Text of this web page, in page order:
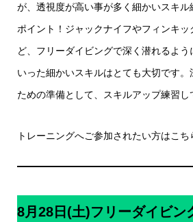
が、透視度が高い事が多く細かいスキ
ポイント！ジャックナイフやフィンキッ
ど、フリーダイビングで深く潜れるよう
いった細かいスキルはとても大切です
ための準備として、スキルアップ練習し
トレーニングへご参加されたい方はこち
8月28日(土)フリーダイビン